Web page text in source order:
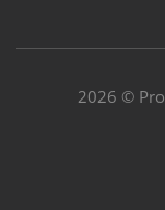
2026 ©